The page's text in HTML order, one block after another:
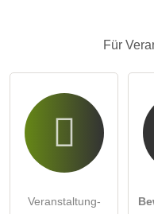
Für
Veranstaltung-